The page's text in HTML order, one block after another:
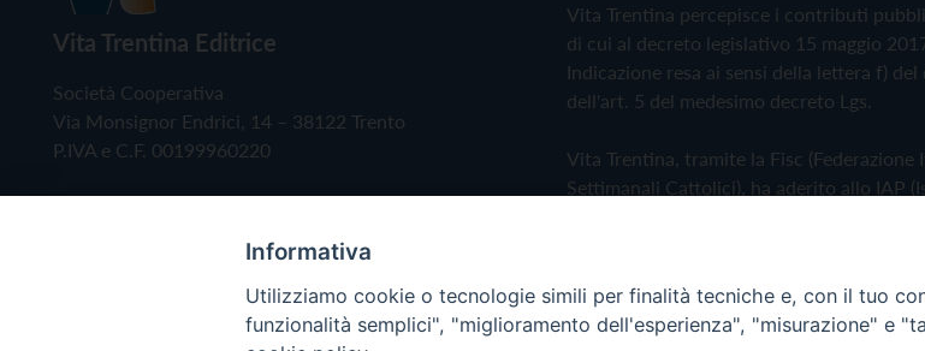
Vita Trentina Editrice
Società Cooperativa
Via Monsignor Endrici, 14 – 38122 Trento
P.IVA e C.F. 00199960220
Vita Trentina percepisce i contributi
di cui al decreto legislativo 15 maggio
Indicazione resa ai sensi della lettera f) del
dell'art. 5 del medesimo decreto Lgs.
Vita Trentina, tramite la Fisc (Federazione
Settimanali Cattolici), ha aderito allo IAP
Privacy Policy Cookie Policy
Informativa
Utilizziamo cookie o tecnologie simili per finalità tecniche e, con il tuo
funzionalità semplici", "miglioramento dell'esperienza", "misurazione" e